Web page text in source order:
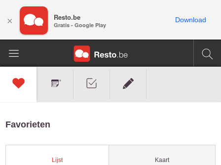
Favorieten
Lijst Kaart
× Resto.be
Gratis - Google Play
Download